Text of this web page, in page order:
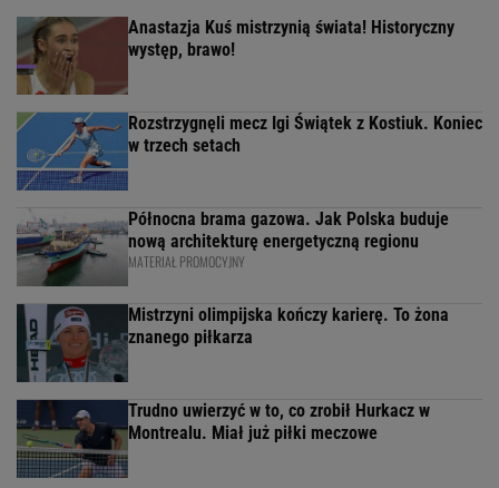
Anastazja Kuś mistrzynią świata! Historyczny
występ, brawo!
Rozstrzygnęli mecz Igi Świątek z Kostiuk. Koniec
w trzech setach
Północna brama gazowa. Jak Polska buduje
nową architekturę energetyczną regionu
MATERIAŁ PROMOCYJNY
Mistrzyni olimpijska kończy karierę. To żona
znanego piłkarza
Trudno uwierzyć w to, co zrobił Hurkacz w
Montrealu. Miał już piłki meczowe